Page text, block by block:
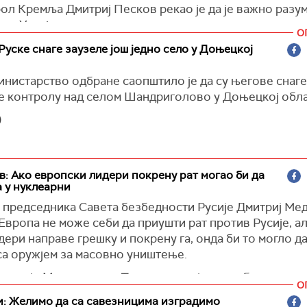
је такође овог месеца покренула мисију "Источна
одбрану источног крила Европе, реагујући на
пољски ваздушни простор.
негирала наводе да су њени дронови и борбени
ваздушни простор НАТО земаља.
могао да потврди снимак и није било
из Украјине, чија је сопствена енергетска
нападом Русије.
рекао да су кијевске снаге гранатирале друге делове
се граничи са Украјином, и да су лансирале
дронова у последња 24 сата, од којих су неки
подручја.
је објавио снимак Белгородске филхармоније
бакљи током једног од ракетних напада, рекао је
поправке радиле током ноћи како би обновиле струју.
Кремља Дмитриј Песков рекао је да је важно
Украјина пружити податке о циљању за
снаге заузеле још једно село у Доњецкој
одбране саопштило је да су његове снаге
контролу над селом Шандриголово у Доњецкој
Ако европски лидери покрену рат могао би да
у нуклеарни
Савета безбедности Русије Дмитриј
не може себи да приушти рат против Русије,
направе грешку и покрену га, онда би то могло
оружјем за масовно уништење.
је Медведев на
Телеграму
, није потребан такав
Желимо да са савезницима изградимо